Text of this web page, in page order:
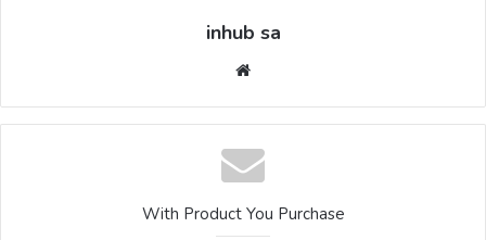
inhub sa
With Product You Purchase